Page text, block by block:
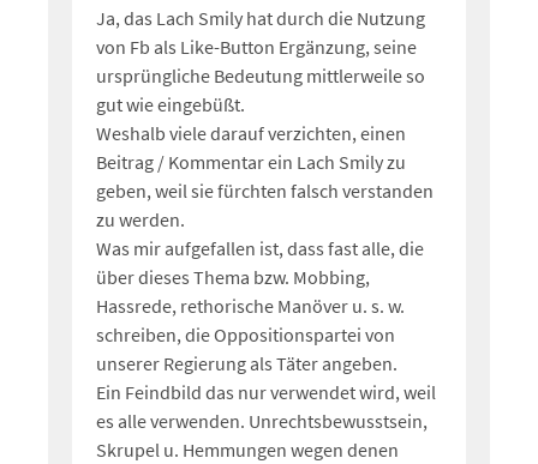
Ja, das Lach Smily hat durch die Nutzung
von Fb als Like-Button Ergänzung, seine
ursprüngliche Bedeutung mittlerweile so
gut wie eingebüßt.
Weshalb viele darauf verzichten, einen
Beitrag / Kommentar ein Lach Smily zu
geben, weil sie fürchten falsch verstanden
zu werden.
Was mir aufgefallen ist, dass fast alle, die
über dieses Thema bzw. Mobbing,
Hassrede, rethorische Manöver u. s. w.
schreiben, die Oppositionspartei von
unserer Regierung als Täter angeben.
Ein Feindbild das nur verwendet wird, weil
es alle verwenden. Unrechtsbewusstsein,
Skrupel u. Hemmungen wegen denen